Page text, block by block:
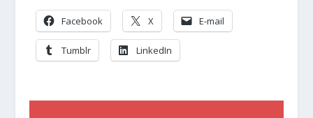
Facebook X E-mail
Tumblr LinkedIn